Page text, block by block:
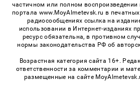
частичном или полном воспроизведении
портала www.MoyAlmetevsk.ru в
радиосообщениях ссылка на
использовании в Интернет-изданиях
ресурс обязательна, в противном
нормы законодательства РФ об
Возрастная категория сайта 16+.
ответственности за комментарии и
размещенные на сайте